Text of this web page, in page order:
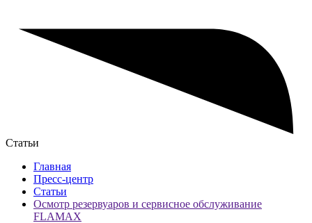
Статьи
Главная
Пресс-центр
Статьи
Осмотр резервуаров и сервисное обслуживание
FLAMAX